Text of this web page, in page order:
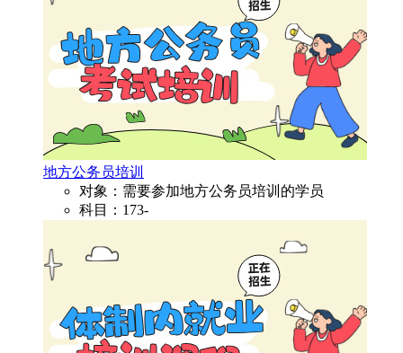
地方公务员培训
对象：需要参加地方公务员培训的学员
科目：173-